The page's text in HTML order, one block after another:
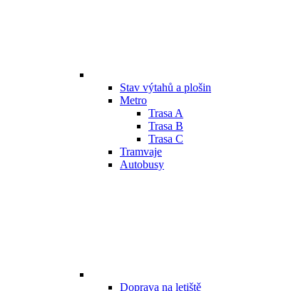
Stav výtahů a plošin
Metro
Trasa A
Trasa B
Trasa C
Tramvaje
Autobusy
Doprava na letiště